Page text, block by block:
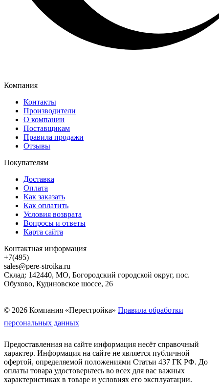
Компания
Контакты
Производители
О компании
Поставщикам
Правила продажи
Отзывы
Покупателям
Доставка
Оплата
Как заказать
Как оплатить
Условия возврата
Вопросы и ответы
Карта сайта
Контактная информация
+7(495)
sales@pere-stroika.ru
Склад: 142440, МО, Богородский городской округ, пос.
Обухово, Кудиновское шоссе, 26
© 2026 Компания «Перестройка» Правила обработки
персональных данных
Предоставленная на сайте информация несёт справочный
характер. Информация на сайте не является публичной
офертой, определяемой положениями Статьи 437 ГК РФ. До
оплаты товара удостоверьтесь во всех для вас важных
характеристиках в товаре и условиях его эксплуатации.